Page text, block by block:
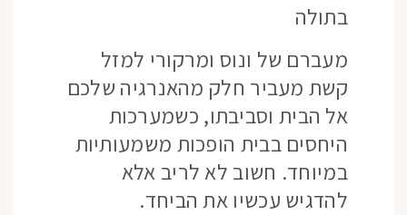
בתולה
מעברם של ונוס ומרקורי למזל
קשת מעביר חלק מהאנרגיה שלכם
אל הבית וסביבתו, כשמערכות
היחסים בבית הופכות משמעותיות
במיוחד. חשוב לא לריב אלא
להדגיש עכשיו את הביחד.